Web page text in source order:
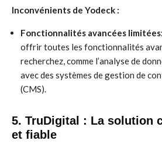
Inconvénients de Yodeck :
Fonctionnalités avancées limitées:
offrir toutes les fonctionnalités
recherchez, comme l’analyse de
avec des systèmes de gestion de
(CMS).
5. TruDigital : La solution
et fiable